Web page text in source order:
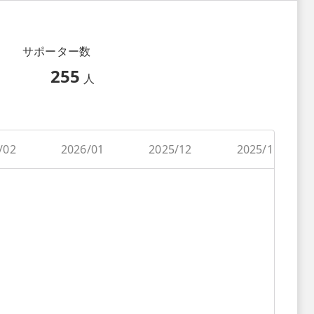
サポーター数
255 人
02 2026/01 2025/12 2025/11